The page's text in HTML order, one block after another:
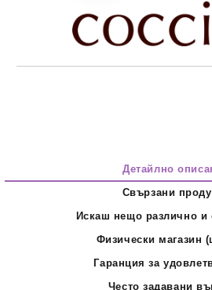
Детайлно
Свързани
Искаш нещо различно и
Физически магазин
Гаранция за
Често задавани